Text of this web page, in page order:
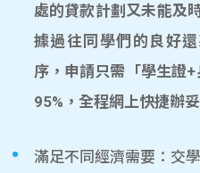
處的貸款計劃又未能及
據過往同學們的良好
序，申請只需「學生證
95%，全程網上快捷辦
滿足不同經濟需要：交